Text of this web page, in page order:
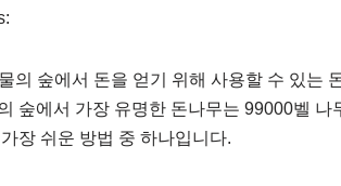
의 숲에서 돈을 얻기 위해 사용할 수 있는
숲에서 가장 유명한 돈나무는 99000벨
장 쉬운 방법 중 하나입니다.